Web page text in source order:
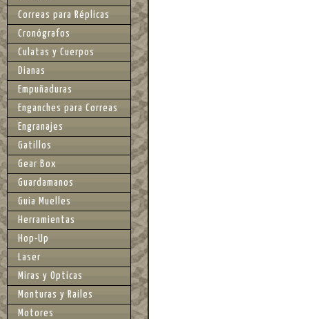
Correas para Réplicas
Cronógrafos
Culatas y Cuerpos
Dianas
Empuñaduras
Enganches para Correas
Engranajes
Gatillos
Gear Box
Guardamanos
Guia Muelles
Herramientas
Hop-Up
Laser
Miras y Opticas
Monturas y Railes
Motores